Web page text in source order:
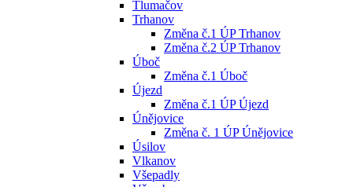
Tlumačov
Trhanov
Změna č.1 ÚP Trhanov
Změna č.2 ÚP Trhanov
Úboč
Změna č.1 Úboč
Újezd
Změna č.1 ÚP Újezd
Únějovice
Změna č. 1 ÚP Únějovice
Úsilov
Vlkanov
Všepadly